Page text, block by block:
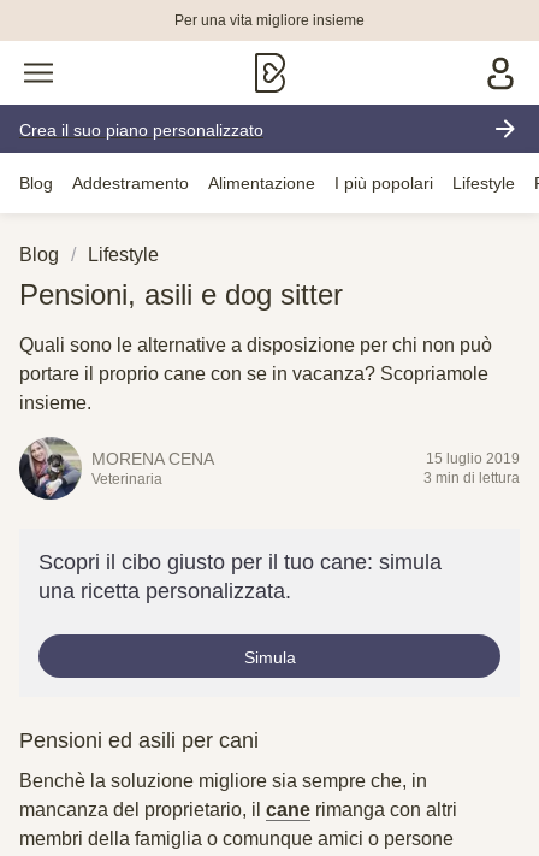
Per una vita migliore insieme
Crea il suo piano personalizzato
Blog Addestramento Alimentazione I più popolari Lifestyle
Blog Lifestyle
Pensioni, asili e dog sitter
Quali sono le alternative a disposizione per chi non può
portare il proprio cane con se in vacanza? Scopriamole
insieme.
MORENA CENA
Veterinaria
15 luglio 2019
3 min di lettura
Scopri il cibo giusto per il tuo cane: simula
una ricetta personalizzata.
Simula
Pensioni ed asili per cani
Benchè la soluzione migliore sia sempre che, in
mancanza del proprietario, il cane rimanga con altri
membri della famiglia o comunque amici o persone